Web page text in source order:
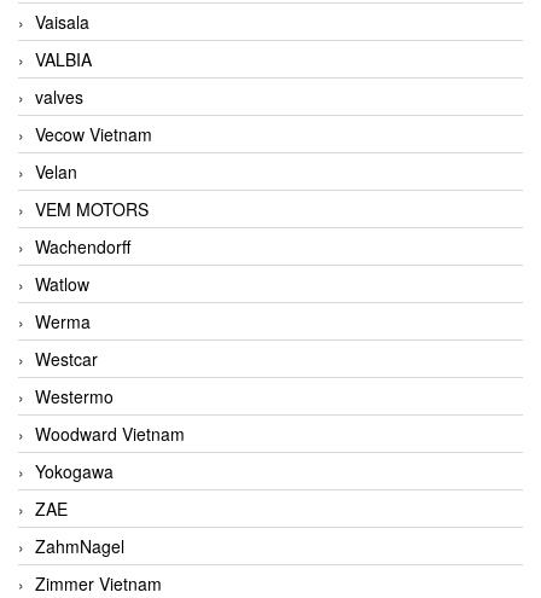
Vaisala
VALBIA
valves
Vecow Vietnam
Velan
VEM MOTORS
Wachendorff
Watlow
Werma
Westcar
Westermo
Woodward Vietnam
Yokogawa
ZAE
ZahmNagel
Zimmer Vietnam